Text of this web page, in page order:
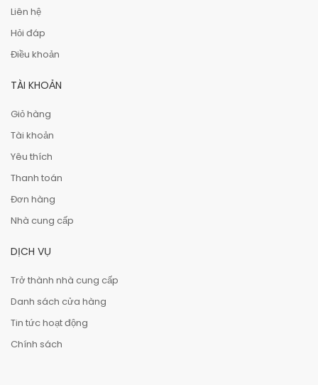
Liên hệ
Hỏi đáp
Điều khoản
TÀI KHOẢN
Giỏ hàng
Tài khoản
Yêu thích
Thanh toán
Đơn hàng
Nhà cung cấp
DỊCH VỤ
Trở thành nhà cung cấp
Danh sách cửa hàng
Tin tức hoạt động
Chính sách